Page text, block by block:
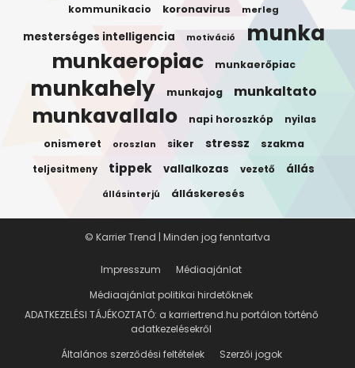
kommunikacio koronavirus merleg
mesterséges intelligencia motiváció munka
munkaeropiac munkaerőpiac
munkahely munkajog munkaltato
munkavallalo napi horoszkóp nyilas
onismeret oroszlan siker stressz szakma
teljesitmeny tippek vallalkozas vezető állás
állásinterjú álláskeresés
Impresszum
Médiaajánlat
Médiaajánlat politikai hirdetőknek
ADATKEZELÉSI TÁJÉKOZTATÓ: a karriertrend.hu portálon történő
adatkezelésekről
Általános szerződési feltételek
Szerzői jogok
© Karrier Trend | Minden jog fenntartva